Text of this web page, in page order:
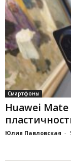
Смартфоны
Huawei Mate
Юлия Павловская -